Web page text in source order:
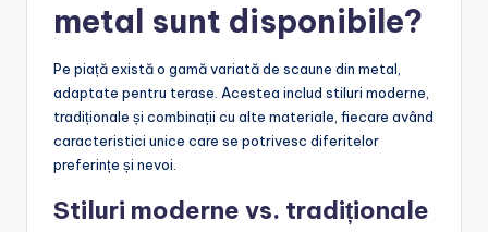
metal sunt disponibile?
Pe piață există o gamă variată de scaune din metal,
adaptate pentru terase. Acestea includ stiluri moderne,
tradiționale și combinații cu alte materiale, fiecare având
caracteristici unice care se potrivesc diferitelor
preferințe și nevoi.
Stiluri moderne vs. tradiționale